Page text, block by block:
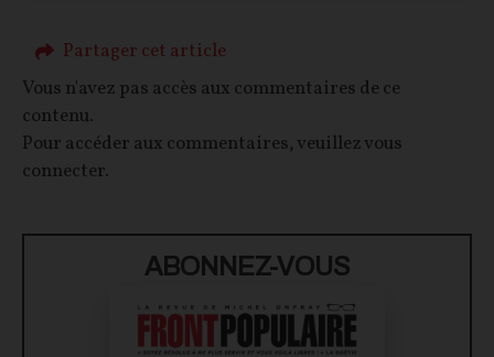
Partager cet article
Vous n'avez pas accès aux commentaires de ce
contenu.
Pour accéder aux commentaires, veuillez vous
connecter.
ABONNEZ-VOUS